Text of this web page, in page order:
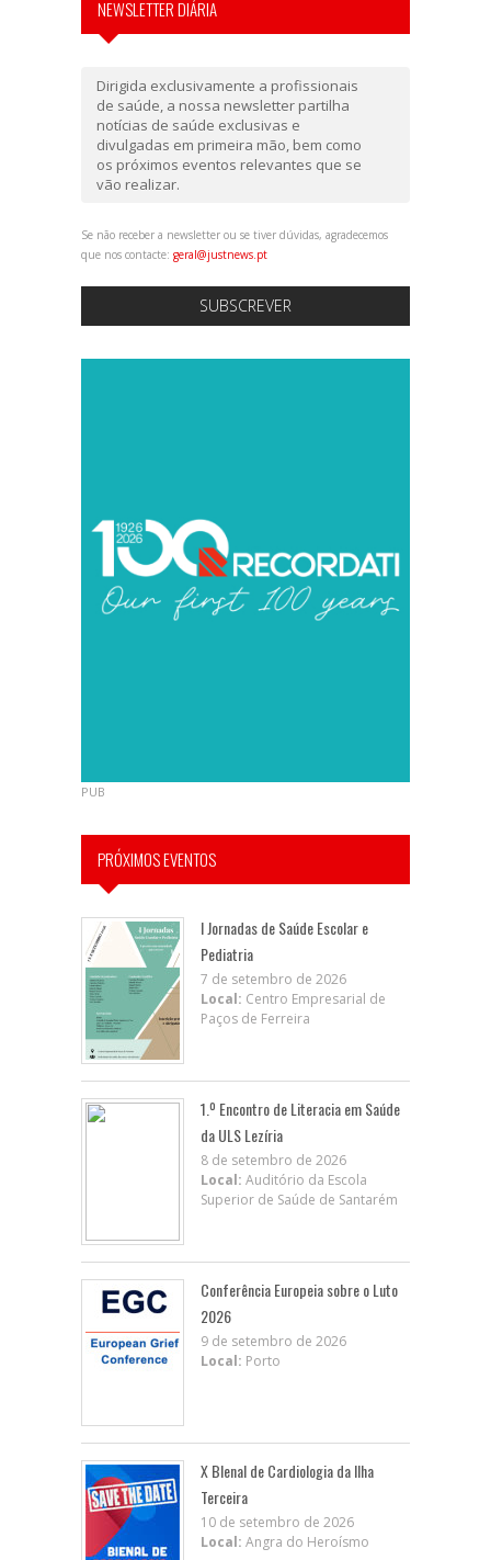
NEWSLETTER DIÁRIA
Dirigida exclusivamente a profissionais
de saúde, a nossa newsletter partilha
notícias de saúde exclusivas e
divulgadas em primeira mão, bem como
os próximos eventos relevantes que se
vão realizar.
Se não receber a newsletter ou se tiver dúvidas, agradecemos
que nos contacte: geral@justnews.pt
SUBSCREVER
PUB
PRÓXIMOS EVENTOS
I Jornadas de Saúde Escolar e
Pediatria
7 de setembro de 2026
Local: Centro Empresarial de
Paços de Ferreira
1.º Encontro de Literacia em Saúde
da ULS Lezíria
8 de setembro de 2026
Local: Auditório da Escola
Superior de Saúde de Santarém
Conferência Europeia sobre o Luto
2026
9 de setembro de 2026
Local: Porto
X BIenal de Cardiologia da Ilha
Terceira
10 de setembro de 2026
Local: Angra do Heroísmo